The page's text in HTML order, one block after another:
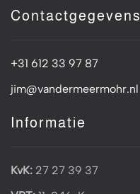
Contactgegevens
+31 612 33 97 87
jim@vandermeermohr.nl
Informatie
KvK: 27 27 39 37